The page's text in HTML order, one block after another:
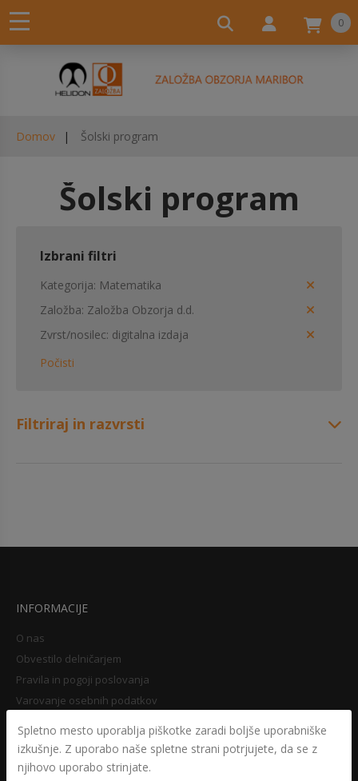
0
Domov Šolski program
Šolski program
Izbrani filtri
Kategorija Matematika
Založba Založba Obzorja d.d.
Zvrst/nosilec digitalna izdaja
Počisti
Filtriraj in razvrsti
INFORMACIJE
O nas
Obvestilo delničarjem
Pravila in pogoji poslovanja
Varovanje osebnih podatkov
Pravilnik o zasebnosti
Pravno obvestilo
Spletno mesto uporablja piškotke zaradi boljše uporabniške
izkušnje. Z uporabo naše spletne strani potrjujete, da se z
njihovo uporabo strinjate.